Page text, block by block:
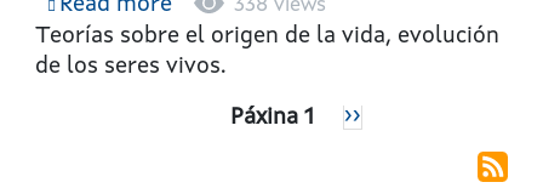
Read moreabout
Origen
de
338 views
Teorías sobre el origen de la vida, evolución
de los seres vivos.
Páxina 1
Páxina
››